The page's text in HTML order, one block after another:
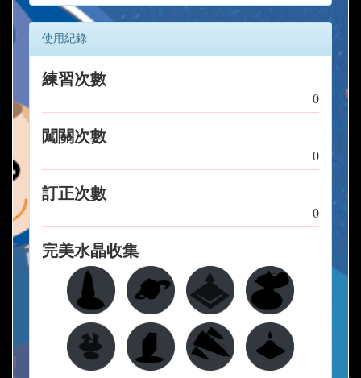
使用紀錄
練習次數
0
闖關次數
0
訂正次數
0
完美水晶收集